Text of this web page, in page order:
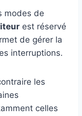
modes de
est réservé
de gérer la
interruptions.
les
celles